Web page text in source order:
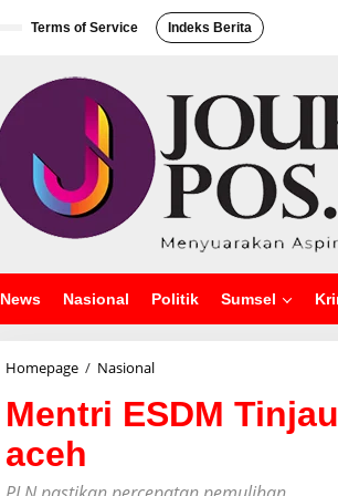
Terms of Service Indeks Berita
News Nasional Politik Sumsel
Homepage / Nasional
n
t
E
Mentri ESDM
aceh